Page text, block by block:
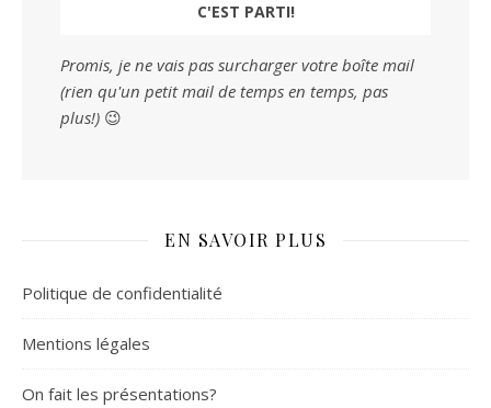
Promis, je ne vais pas surcharger votre boîte mail
(rien qu'un petit mail de temps en temps, pas
plus!) 😉
EN SAVOIR PLUS
Politique de confidentialité
Mentions légales
On fait les présentations?